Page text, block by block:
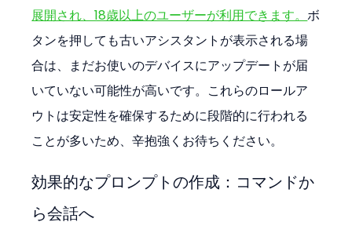
展開され、18歳以上のユーザーが利用できます。ボ
タンを押しても古いアシスタントが表示される場
合は、まだお使いのデバイスにアップデートが届
いていない可能性が高いです。これらのロールア
ウトは安定性を確保するために段階的に行われる
ことが多いため、辛抱強くお待ちください。
効果的なプロンプトの作成：コマンドか
ら会話へ